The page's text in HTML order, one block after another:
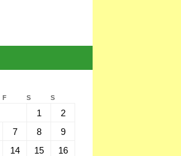
F S S
1
2
7 8
9
14 15
16